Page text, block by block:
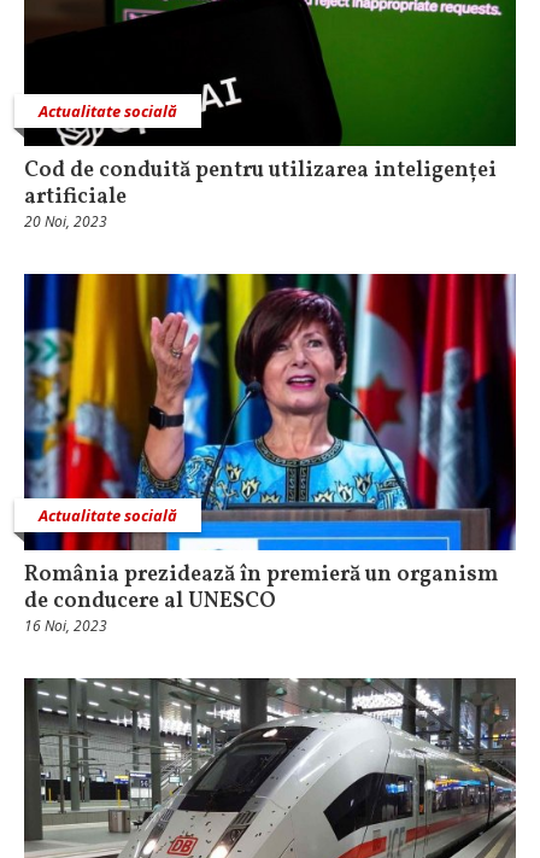
Actualitate socială
Cod de conduită pentru utilizarea inteligenței
artificiale
20 Noi, 2023
Actualitate socială
România prezidează în premieră un organism
de conducere al UNESCO
16 Noi, 2023